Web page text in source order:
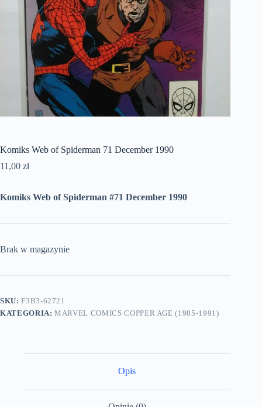
Komiks Web of Spiderman 71 December 1990
11,00 zł
Komiks Web of Spiderman #71 December 1990
Brak w magazynie
SKU:F3B3-62721
KATEGORIA:MARVEL COMICS COPPER AGE (1985-1991)
Opis